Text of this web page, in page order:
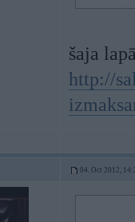
šaja
http://
04. Oct 2012,